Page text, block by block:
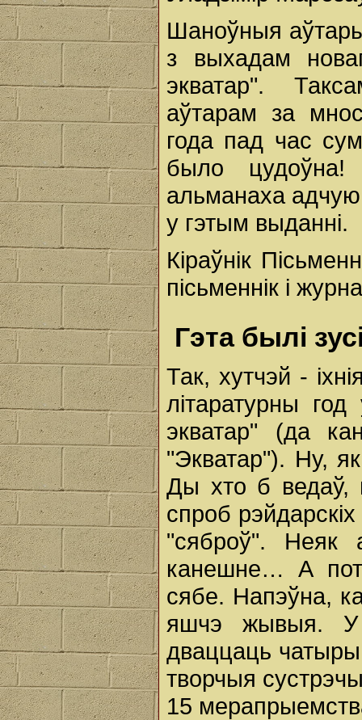
Шаноўныя
з выхадам
экватар".
аўтарам за
года пад час
было
альманаха
у гэтым выданні.
Кіраўнік
пісьменнік і
Гэта былі
Так, хутчэй -
літаратурны год
экватар" (да
"Экватар"). Ну,
Ды хто б ведаў,
спроб
"сяброў". Неяк
канешне… А
сябе. Напэўна,
яшчэ жывыя. У
дваццаць
творчыя
15